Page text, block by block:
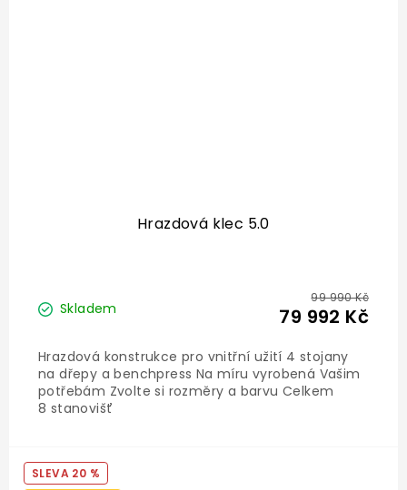
Hrazdová klec 5.0
Skladem
99 990 Kč
79 992 Kč
Hrazdová konstrukce pro vnitřní užití 4 stojany
na dřepy a benchpress Na míru vyrobená Vašim
potřebám Zvolte si rozměry a barvu Celkem
8 stanovišť
20 %